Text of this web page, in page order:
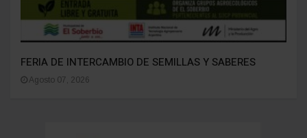
FERIA DE INTERCAMBIO DE SEMILLAS Y SABERES
Agosto 07, 2026